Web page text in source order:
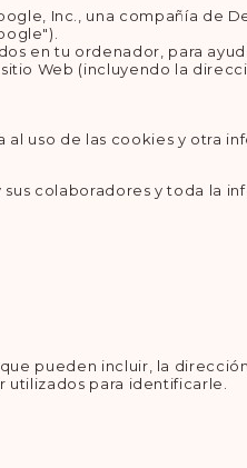
Inc., una compañía de
en tu ordenador, para
Web (incluyendo la
uso de las cookies y otra
colaboradores y toda la
pueden incluir, la
utilizados para identificarle.